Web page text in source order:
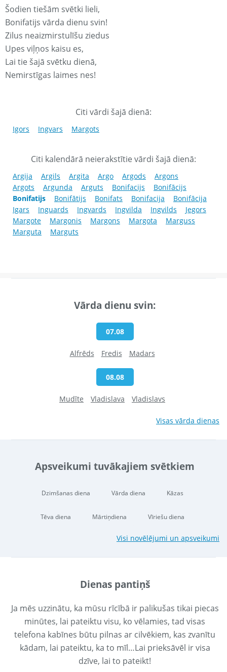
Šodien tiešām svētki lieli,
Bonifatijs vārda dienu svin!
Zilus neaizmirstulīšu ziedus
Upes viļņos kaisu es,
Lai tie šajā svētku dienā,
Nemirstīgas laimes nes!
Citi vārdi šajā dienā:
Igors Ingvars Margots
Citi kalendārā neierakstītie vārdi šajā dienā:
Argija Argils Argita Argo Argods
Argons
Argots
Argunda Arguts Bonifacijs
Bonifācijs
Bonifatijs
Bonifātijs Bonifats Bonifacija
Bonifācija
Igars
Inguards Ingvards Ingvilda Ingvilds
Jegors
Margote
Margonis Margons Margota
Marguss
Marguta
Marguts
Vārda dienu svin:
07.08
Alfrēds Fredis Madars
08.08
Mudīte Vladislava Vladislavs
Visas vārda dienas
Apsveikumi tuvākajiem svētkiem
Dzimšanas diena Vārda diena Kāzas
Tēva diena Mārtiņdiena Vīriešu diena
Visi novēlējumi un apsveikumi
Dienas pantiņš
Ja mēs uzzinātu, ka mūsu rīcībā ir palikušas tikai piecas
minūtes, lai pateiktu visu, ko vēlamies, tad visas
telefona kabīnes būtu pilnas ar cilvēkiem, kas zvanītu
kādam, lai pateiktu, ka to mīl…Lai prieksāvēl ir visa
dzīve, lai to pateikt!